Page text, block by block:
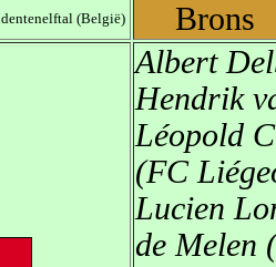
(België) Brons
Albert
Hendrik
Léopold
(FC
Lucien
de Melen